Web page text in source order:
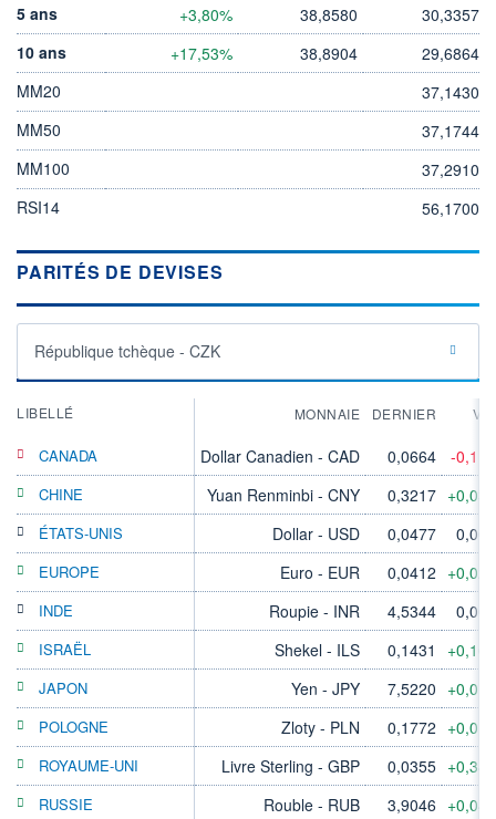
5 ans
+3,80% 38,8580
30,3357
10 ans
+17,53% 38,8904
29,6864
MM20
37,1430
MM50
37,1744
MM100
37,2910
RSI14
56,1700
PARITÉS DE DEVISES
République tchèque - CZK
LIBELLÉ MONNAIE DERNIER
CANADA Dollar Canadien - CAD 0,0664 -
CHINE Yuan Renminbi - CNY 0,3217
ÉTATS-UNIS Dollar - USD 0,0477
EUROPE Euro - EUR 0,0412
INDE Roupie - INR 4,5344
ISRAËL Shekel - ILS 0,1431
JAPON Yen - JPY 7,5220
POLOGNE Zloty - PLN 0,1772
ROYAUME-UNI Livre Sterling - GBP 0,0355
RUSSIE Rouble - RUB 3,9046